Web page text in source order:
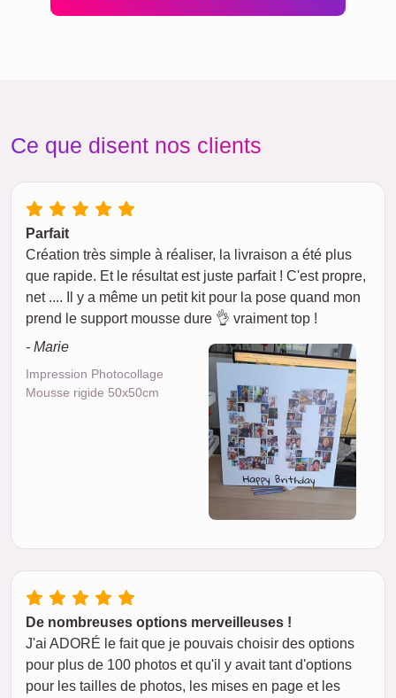
Ce que disent nos clients
Parfait
Création très simple à réaliser, la livraison a été plus
que rapide. Et le résultat est juste parfait ! C'est propre,
net .... Il y a même un petit kit pour la pose quand mon
prend le support mousse dure 👌 vraiment top !
- Marie
Impression Photocollage
Mousse rigide 50x50cm
De nombreuses options merveilleuses !
J'ai ADORÉ le fait que je pouvais choisir des options
pour plus de 100 photos et qu'il y avait tant d'options
pour les tailles de photos, les mises en page et les